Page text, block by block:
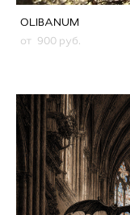
OLIBANUM
от 900 pуб.